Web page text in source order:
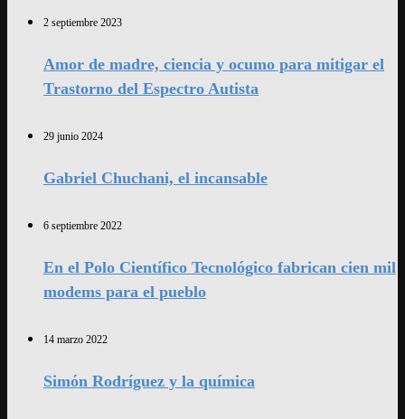
2 septiembre 2023
Amor de madre, ciencia y ocumo para mitigar el
Trastorno del Espectro Autista
29 junio 2024
Gabriel Chuchani, el incansable
6 septiembre 2022
En el Polo Científico Tecnológico fabrican cien mil
modems para el pueblo
14 marzo 2022
Simón Rodríguez y la química